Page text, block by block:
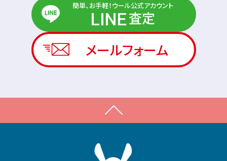
簡単、お手軽！ウール公式アカウント
LINE査定
メールフォーム